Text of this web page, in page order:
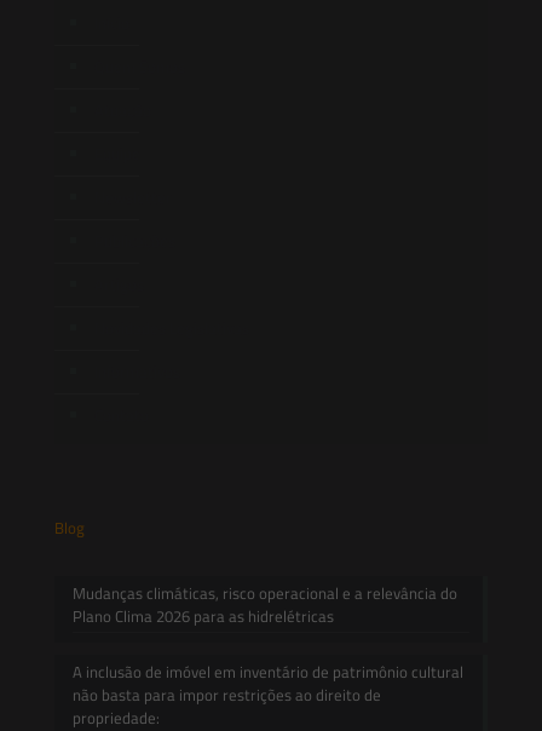
Blog
Mudanças climáticas, risco operacional e a relevância do
Plano Clima 2026 para as hidrelétricas
A inclusão de imóvel em inventário de patrimônio cultural
não basta para impor restrições ao direito de
propriedade: